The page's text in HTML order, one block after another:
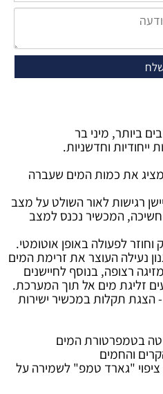
ביותר, מיני בר
את כמות המים שעברה
רגישות לאור השולט על מצב
10 דקות של חשיכה, המכשיר נכנס למצב
לפעולה באופן אוטומטי.
נעילה העוצר את זרימת המים
שניות של מזיגה רצופה, בנוסף לחיישנים
זליגת מים אל תוך המערכת.
- הצגת תקלות במכשיר ישירות
בטמפרטורת המים
"גארד טמפ" לשמירה על